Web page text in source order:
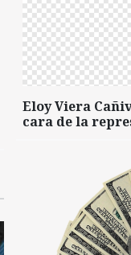
Eloy Viera
cara de la